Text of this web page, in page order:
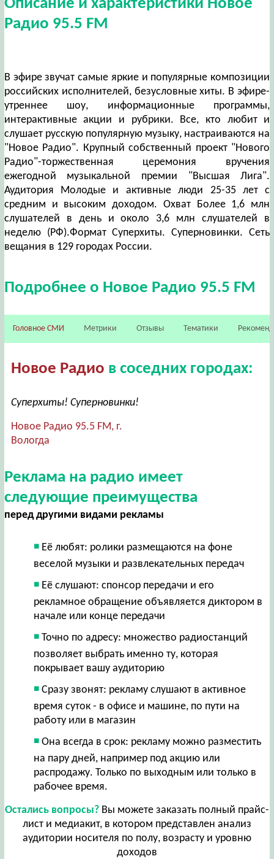
Описание и характеристики Новое
Радио 95.5 FM
В эфире звучат самые яркие и популярные композиции
российских исполнителей, безусловные хиты. В эфире-
утреннее шоу, информационные программы,
интерактивные акции и рубрики. Все, кто любит и
слушает русскую популярную музыку, настраиваются на
"Новое Радио". Крупный собственный проект "Нового
Радио"-торжественная церемония вручения
ежегодной музыкальной премии "Высшая Лига".
Аудитория Молодые и активные люди 25-35 лет с
средним и высоким доходом. Охват Более 1,6 млн
слушателей в день и около 3,6 млн слушателей в
неделю (РФ).Формат Суперхиты. Суперновинки. Сеть
вещания в 129 городах России.
Подробнее о Новое Радио 95.5 FM
Головное СМИ Метрики Отзывы Тематики
Новое Радио в соседних городах:
Суперхиты! Суперновинки!
Новое Радио 95.5 FM, г.
Вологда
Реклама на радио имеет
следующие преимущества
перед другими видами рекламы
Её любят: ролики размещаются на фоне
веселой музыки и развлекательных передач
Её слушают: спонсор передачи и его
рекламное обращение объявляется диктором в
начале или конце передачи
Точно по адресу: множество радиостанций
позволяет выбрать именно ту, которая
покрывает вашу аудиторию
Сразу звонят: рекламу слушают в активное
время суток - в офисе и машине, по пути на
работу или в магазин
Она всегда в срок: рекламу можно разместить
на пару дней, например под акцию или
распродажу. Только по выходным или только в
рабочее время.
Остались вопросы?Вы можете заказать полный прайс-
лист и медиакит, в котором представлен анализ
аудитории носителя по полу, возрасту и уровню
доходов